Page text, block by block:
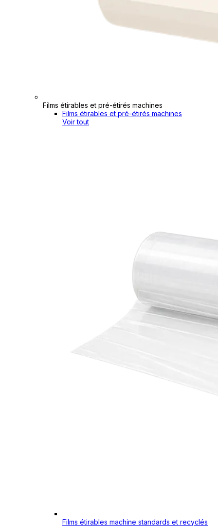
Films étirables et pré-étirés machines
Films étirables et pré-étirés machines
Voir tout
Films étirables machine standards et recyclés